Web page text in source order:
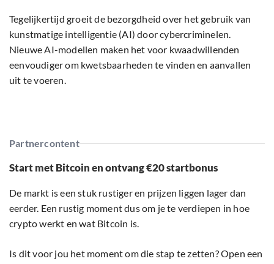
Tegelijkertijd groeit de bezorgdheid over het gebruik van
kunstmatige intelligentie (AI) door cybercriminelen.
Nieuwe AI-modellen maken het voor kwaadwillenden
eenvoudiger om kwetsbaarheden te vinden en aanvallen
uit te voeren.
Partnercontent
Start met Bitcoin en ontvang €20 startbonus
De markt is een stuk rustiger en prijzen liggen lager dan
eerder. Een rustig moment dus om je te verdiepen in hoe
crypto werkt en wat Bitcoin is.
Is dit voor jou het moment om die stap te zetten? Open een